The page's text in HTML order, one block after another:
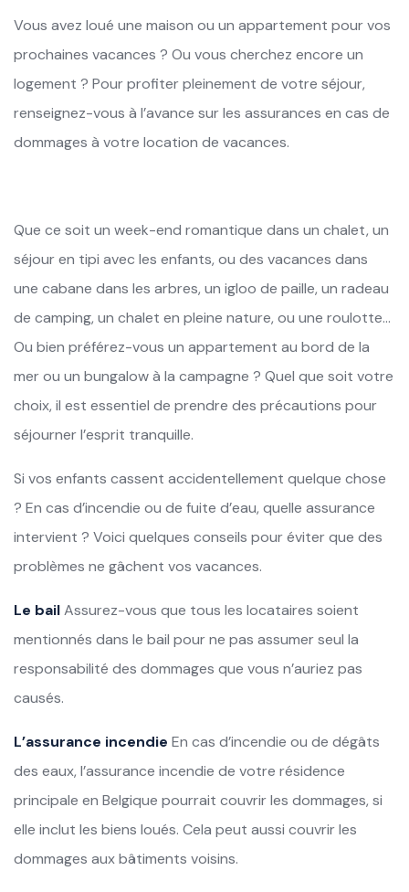
Vous avez loué une maison ou un appartement pour vos
prochaines vacances ? Ou vous cherchez encore un
logement ? Pour profiter pleinement de votre séjour,
renseignez-vous à l’avance sur les assurances en cas de
dommages à votre location de vacances.
Que ce soit un week-end romantique dans un chalet, un
séjour en tipi avec les enfants, ou des vacances dans
une cabane dans les arbres, un igloo de paille, un radeau
de camping, un chalet en pleine nature, ou une roulotte…
Ou bien préférez-vous un appartement au bord de la
mer ou un bungalow à la campagne ? Quel que soit votre
choix, il est essentiel de prendre des précautions pour
séjourner l’esprit tranquille.
Si vos enfants cassent accidentellement quelque chose
? En cas d’incendie ou de fuite d’eau, quelle assurance
intervient ? Voici quelques conseils pour éviter que des
problèmes ne gâchent vos vacances.
Le bailAssurez-vous que tous les locataires soient
mentionnés dans le bail pour ne pas assumer seul la
responsabilité des dommages que vous n’auriez pas
causés.
L’assurance incendie En cas d’incendie ou de dégâts
des eaux, l’assurance incendie de votre résidence
principale en Belgique pourrait couvrir les dommages, si
elle inclut les biens loués. Cela peut aussi couvrir les
dommages aux bâtiments voisins.